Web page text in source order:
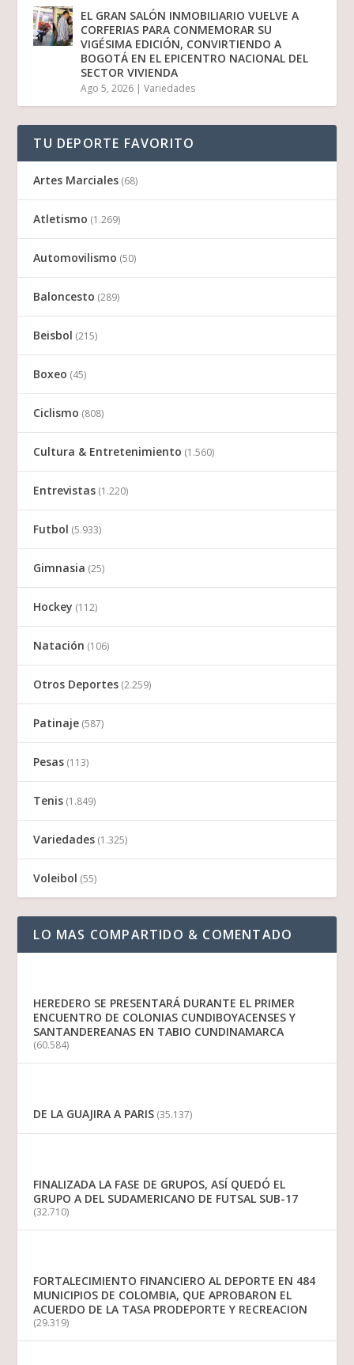
EL GRAN SALÓN INMOBILIARIO VUELVE A
CORFERIAS PARA CONMEMORAR SU
VIGÉSIMA EDICIÓN, CONVIRTIENDO A
BOGOTÁ EN EL EPICENTRO NACIONAL DEL
SECTOR VIVIENDA
Ago 5, 2026 |Variedades
TU DEPORTE FAVORITO
Artes Marciales (68)
Atletismo (1.269)
Automovilismo (50)
Baloncesto (289)
Beisbol (215)
Boxeo (45)
Ciclismo (808)
Cultura & Entretenimiento (1.560)
Entrevistas (1.220)
Futbol (5.933)
Gimnasia (25)
Hockey (112)
Natación (106)
Otros Deportes (2.259)
Patinaje (587)
Pesas (113)
Tenis (1.849)
Variedades (1.325)
Voleibol (55)
LO MAS COMPARTIDO & COMENTADO
HEREDERO SE PRESENTARÁ DURANTE EL PRIMER
ENCUENTRO DE COLONIAS CUNDIBOYACENSES Y
SANTANDEREANAS EN TABIO CUNDINAMARCA
(60.584)
DE LA GUAJIRA A PARIS (35.137)
FINALIZADA LA FASE DE GRUPOS, ASÍ QUEDÓ EL
GRUPO A DEL SUDAMERICANO DE FUTSAL SUB-17
(32.710)
FORTALECIMIENTO FINANCIERO AL DEPORTE EN 484
MUNICIPIOS DE COLOMBIA, QUE APROBARON EL
ACUERDO DE LA TASA PRODEPORTE Y RECREACION
(29.319)